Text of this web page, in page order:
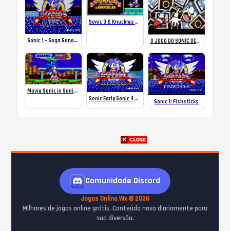
Sonic 1 – Sega Genesis/Mega Drive – Sonic 1 Blastless DX+ (Widescreen) Hack
Sonic 3 & Knuckles Steam ROM
O JOGO DO SONIC DESCONTROLADO!
Movie Sonic in Sonic 3
Sonic Early Sonic 4 Beta (S1 Hack)
Sonic 1: Fishsticks
Comunidade Discord
Jogos Online Wx © 2026
Milhares de jogos online grátis. Conteúdo novo diariamente para
sua diversão.